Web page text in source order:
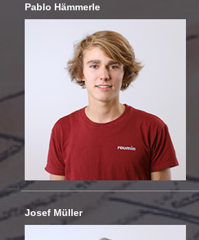
Pablo Hämmerle
Josef Müller